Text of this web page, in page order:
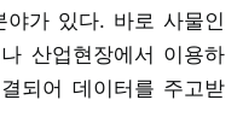
가 있다. 바로 사물인
산업현장에서 이용하
되어 데이터를 주고받